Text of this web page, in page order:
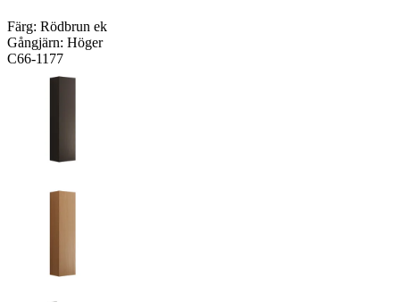
Färg: Rödbrun ek
Gångjärn: Höger
C66-1177